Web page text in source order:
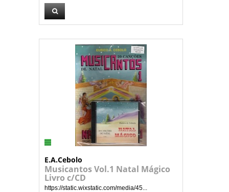
E.A.Cebolo
Musicantos Vol.1 Natal Mágico
Livro c/CD
https://static.wixstatic.com/media/45...